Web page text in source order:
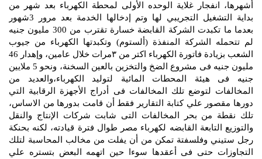
أشهرها، انفجار غلاية الوحده الأولى لمحطة الكهرباء بعد شهر من
بداية التشغيل التجريبي لها وتم إدخالها الخدمة بعد مرور 3شهور
بعدما ما تكبدت الشركة القابضة خسارة تقترب من 300 مليون جنيه
لم تتحمله الشركة المنفذة (ألستوم) وتكبدتها الكهرباء من جيوب
الشعب بزيادة فاتورة الكهرباء اكتر من ٣مرات خلال عامين، وإهدار 46
مليون جنيه فى مشروع الضخ والتخزين بالعين السخنة، ونحو 5 ملايين
جنيه فى هيئة المحطات المائية لتوليد الكهرباء،والعديد من
المخالفات لتوضع تلك المخالفات فى أدراج الأجهزة الرقابية التي
دورها مقصور علي كتابة التقارير فقط أن قامت بدورها من الاساس،
تلك نقطة من بحر المخالفات التى شابت شركات الإنتاج والنقل
والتوزيع التابعة القابضه لكهرباء مصر طوال فترة قيادته، لكنه بحنكة
رجل ستيني وفلسفتة تمكن من أن يفلت من مخالب المحاسبة لتلك
التجاوزات حتى فى أعقدها سوءا حين اتهمه البعض بتستره علي